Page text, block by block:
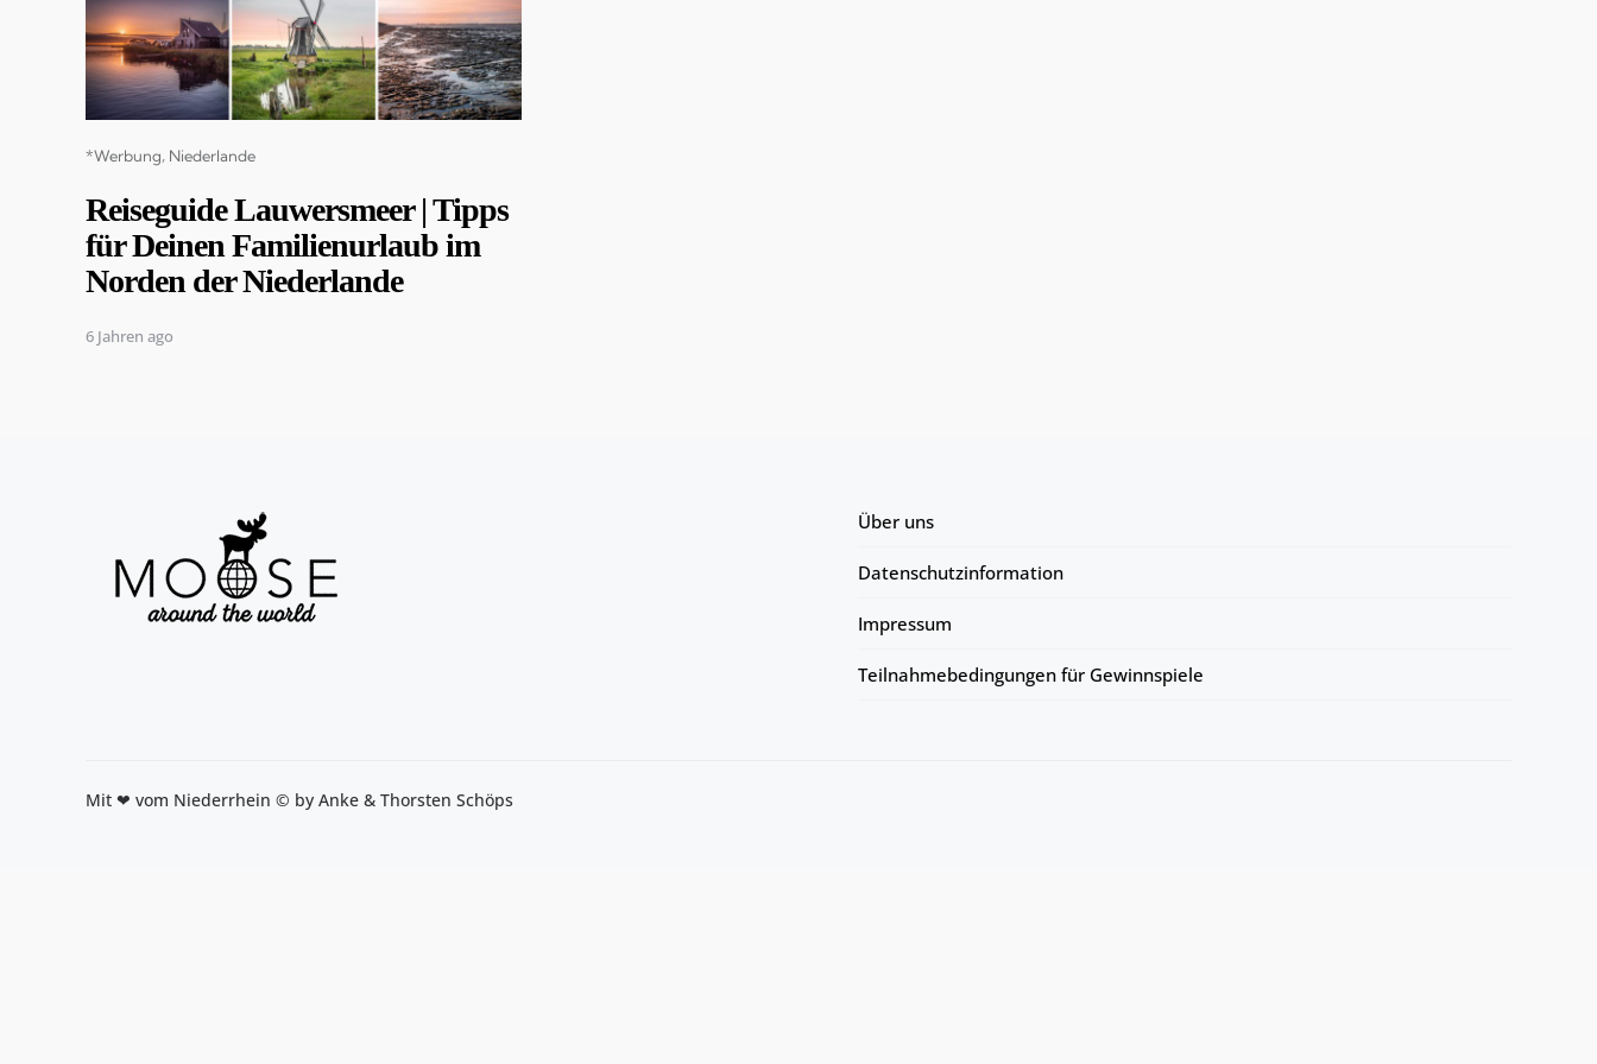
Categories
*Werbung Niederlande
Reiseguide Lauwersmeer | Tipps
für Deinen Familienurlaub im
Norden der Niederlande
6 Jahren ago
Über uns
Datenschutzinformation
Impressum
Teilnahmebedingungen für Gewinnspiele
Mit ❤ vom Niederrhein © by Anke & Thorsten Schöps